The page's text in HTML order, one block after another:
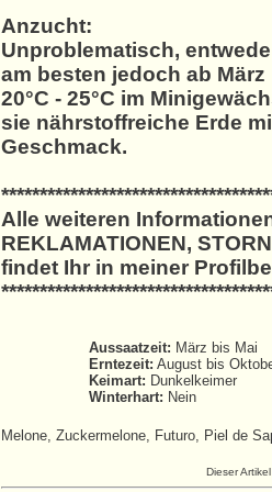
Anzucht:
Unproblematisch,
am besten jedoch ab
20°C - 25°C im
sie nährstoffreiche Erde
Geschmack.
Alle weiteren
REKLAMATIONEN,
findet Ihr in meiner
Aussaatzeit: März bis Mai
Erntezeit: August bis
Keimart: Dunkelkeimer
Winterhart: Nein
Melone, Zuckermelone, Futuro, Piel de
Dieser